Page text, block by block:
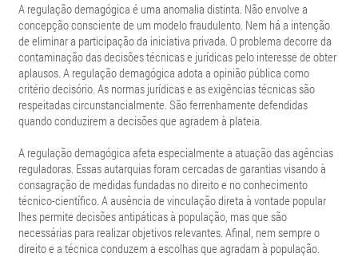
A regulação demagógica é uma anomalia distinta. Não envolve a
concepção consciente de um modelo fraudulento. Nem há a intenção
de eliminar a participação da iniciativa privada. O problema decorre da
contaminação das decisões técnicas e jurídicas pelo interesse de obter
aplausos. A regulação demagógica adota a opinião pública como
critério decisório. As normas jurídicas e as exigências técnicas são
respeitadas circunstancialmente. São ferrenhamente defendidas
quando conduzirem a decisões que agradem à plateia.
A regulação demagógica afeta especialmente a atuação das agências
reguladoras. Essas autarquias foram cercadas de garantias visando à
consagração de medidas fundadas no direito e no conhecimento
técnico-científico. A ausência de vinculação direta à vontade popular
lhes permite decisões antipáticas à população, mas que são
necessárias para realizar objetivos relevantes. Afinal, nem sempre o
direito e a técnica conduzem a escolhas que agradam à população.